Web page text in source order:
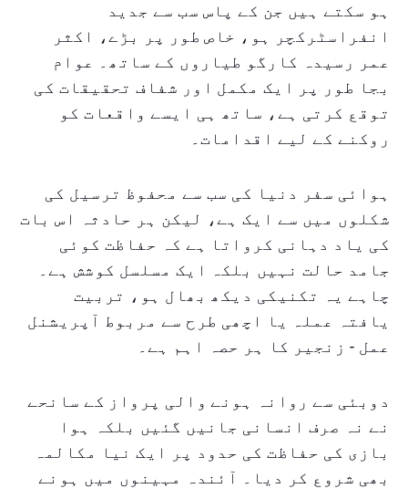
ہو سکتے ہیں جن کے پاس سب سے جدید
انفراسٹرکچر ہو، خاص طور پر بڑے، اکثر
عمر رسیدہ کارگو طیاروں کے ساتھ۔ عوام
بجا طور پر ایک مکمل اور شفاف تحقیقات کی
توقع کرتی ہے، ساتھ ہی ایسے واقعات کو
روکنے کے لیے اقدامات۔
ہوائی سفر دنیا کی سب سے محفوظ ترسیل کی
شکلوں میں سے ایک ہے، لیکن ہر حادثہ اس بات
کی یاد دہانی کرواتا ہے کہ حفاظت کوئی
جامد حالت نہیں بلکہ ایک مسلسل کوشش ہے۔
چاہے یہ تکنیکی دیکھ بھال ہو، تربیت
یافتہ عملہ یا اچھی طرح سے مربوط آپریشنل
عمل - زنجیر کا ہر حصہ اہم ہے۔
دوبئی سے روانہ ہونے والی پرواز کے سانحے
نے نہ صرف انسانی جانیں گئیں بلکہ ہوا
بازی کی حفاظت کی حدود پر ایک نیا مکالمہ
بھی شروع کر دیا۔ آئندہ مہینوں میں ہونے